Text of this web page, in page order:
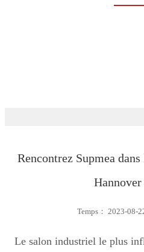
Rencontrez Supmea
Hannover
Temps： 2023-08-
Le salon industriel le plus